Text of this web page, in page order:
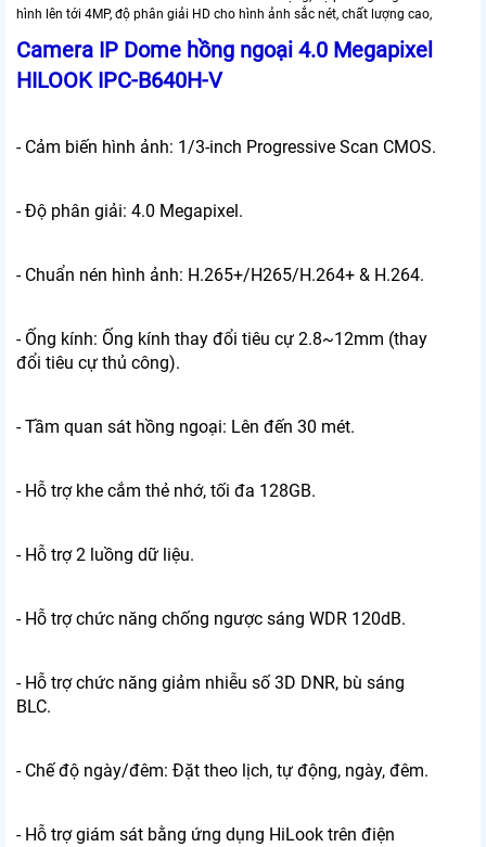
hình lên tới 4MP, độ phân giải HD cho hình ảnh sắc nét, chất lượng cao,
Camera IP Dome hồng ngoại 4.0 Megapixel
HILOOK IPC-B640H-V
- Cảm biến hình ảnh: 1/3-inch Progressive Scan CMOS.
- Độ phân giải: 4.0 Megapixel.
- Chuẩn nén hình ảnh: H.265+/H265/H.264+ & H.264.
- Ống kính: Ống kính thay đổi tiêu cự 2.8~12mm (thay
đổi tiêu cự thủ công).
- Tầm quan sát hồng ngoại: Lên đến 30 mét.
- Hỗ trợ khe cắm thẻ nhớ, tối đa 128GB.
- Hỗ trợ 2 luồng dữ liệu.
- Hỗ trợ chức năng chống ngược sáng WDR 120dB.
- Hỗ trợ chức năng giảm nhiễu số 3D DNR, bù sáng
BLC.
- Chế độ ngày/đêm: Đặt theo lịch, tự động, ngày, đêm.
- Hỗ trợ giám sát bằng ứng dụng HiLook trên điện